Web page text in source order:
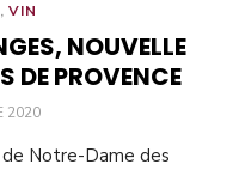
,VIN
NOUVELLE
DE PROVENCE
2020
Notre-Dame des